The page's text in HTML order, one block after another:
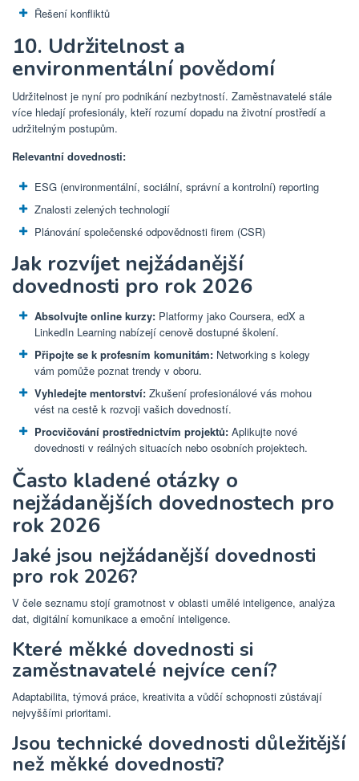
Řešení konfliktů
10. Udržitelnost a
environmentální povědomí
Udržitelnost je nyní pro podnikání nezbytností. Zaměstnavatelé stále
více hledají profesionály, kteří rozumí dopadu na životní prostředí a
udržitelným postupům.
Relevantní dovednosti:
ESG (environmentální, sociální, správní a kontrolní) reporting
Znalosti zelených technologií
Plánování společenské odpovědnosti firem (CSR)
Jak rozvíjet nejžádanější
dovednosti pro rok 2026
Absolvujte online kurzy: Platformy jako Coursera, edX a
LinkedIn Learning nabízejí cenově dostupné školení.
Připojte se k profesním komunitám: Networking s kolegy
vám pomůže poznat trendy v oboru.
Vyhledejte mentorství: Zkušení profesionálové vás mohou
vést na cestě k rozvoji vašich dovedností.
Procvičování prostřednictvím projektů: Aplikujte nové
dovednosti v reálných situacích nebo osobních projektech.
Často kladené otázky o
nejžádanějších dovednostech pro
rok 2026
Jaké jsou nejžádanější dovednosti
pro rok 2026?
V čele seznamu stojí gramotnost v oblasti umělé inteligence, analýza
dat, digitální komunikace a emoční inteligence.
Které měkké dovednosti si
zaměstnavatelé nejvíce cení?
Adaptabilita, týmová práce, kreativita a vůdčí schopnosti zůstávají
nejvyššími prioritami.
Jsou technické dovednosti důležitější
než měkké dovednosti?